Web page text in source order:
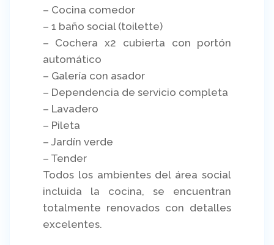
– Cocina comedor
– 1 baño social (toilette)
– Cochera x2 cubierta con portón
automático
– Galería con asador
– Dependencia de servicio completa
– Lavadero
– Pileta
– Jardín verde
– Tender
Todos los ambientes del área social
incluida la cocina, se encuentran
totalmente renovados con detalles
excelentes.